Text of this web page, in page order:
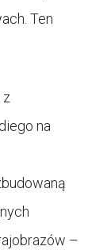
Ten
na
–